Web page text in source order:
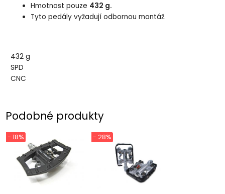
Hmotnost pouze 432 g.
Tyto pedály vyžadují odbornou montáž.
432 g
SPD
CNC
Podobné produkty
- 18% - 28%